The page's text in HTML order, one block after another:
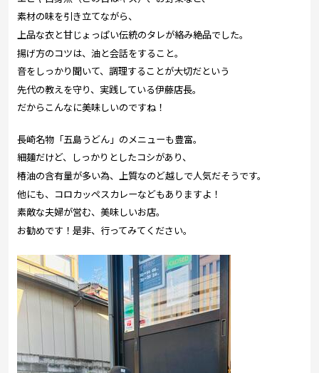
素材の味を引き立てながら、
上品な衣と甘じょっぱい伝統のタレが絡み絶品でした。
揚げ方のコツは、油と会話をすること。
音をしっかり聞いて、調理することが大切だという
先代の教えを守り、実践している伊藤店長。
だからこんなに美味しいのですね！
長崎名物「五島うどん」のメニューも豊富。
細麺だけど、しっかりとしたコシがあり、
椿油の含有量が多い為、上質なのど越しで人気だそうです。
他にも、コロカッペスカレーなどもありますよ！
素敵な夫婦が営む、美味しいお店。
お勧めです！是非、行ってみてください。